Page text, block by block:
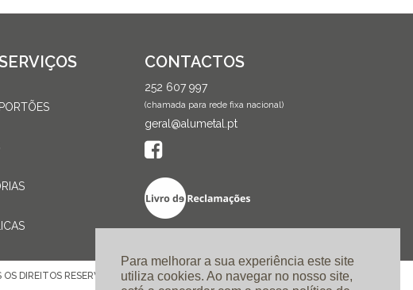
Para melhorar a sua experiência este site
utiliza cookies. Ao navegar no nosso site,
CONTACTOS
252 607 997
(chamada para rede fixa nacional)
geral@alumetal.pt
DIREITOS RESERVADOS. DESIGN E DESENVOLVIMENTO:LINKAGE